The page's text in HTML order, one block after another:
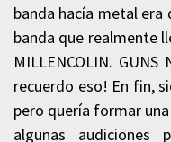
banda hacía metal era
banda que realmente
MILLENCOLIN.
recuerdo eso! En fin,
pero quería formar
algunas audiciones